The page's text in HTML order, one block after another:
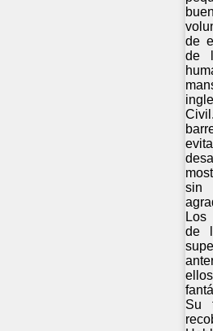
de
de
Los
de
Su